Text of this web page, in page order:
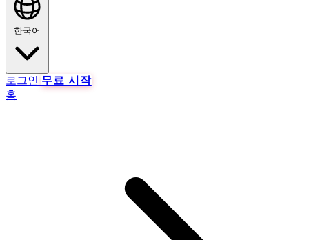
한국어
로그인 무료 시작
홈